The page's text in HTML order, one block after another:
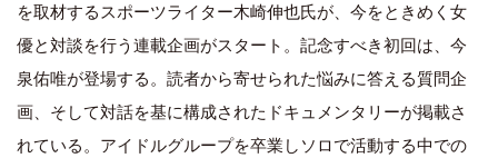
を取材するスポーツライター木崎伸也氏が、今をときめく女
優と対談を行う連載企画がスタート。記念すべき初回は、今
泉佑唯が登場する。読者から寄せられた悩みに答える質問企
画、そして対話を基に構成されたドキュメンタリーが掲載さ
れている。アイドルグループを卒業しソロで活動する中での